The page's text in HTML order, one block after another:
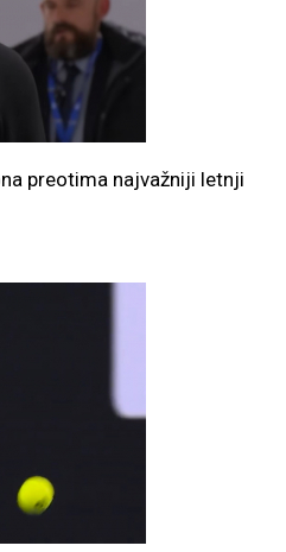
preotima najvažniji letnji